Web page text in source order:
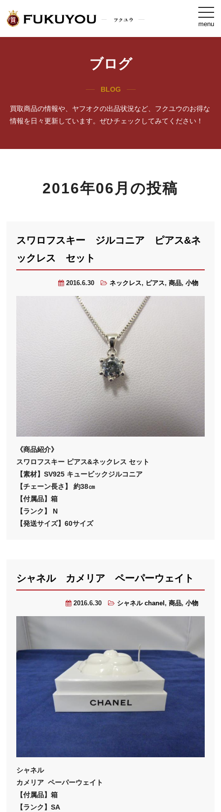
menu
ブログ
BLOG
買取商品の情報や、ヤフオクの出品状況など、フクユウのお得な
情報を日々更新しています。ぜひチェックしてみてください！
2016年06月の投稿
スワロフスキー ジルコニア ピアス&ネ
ックレス セット
2016.6.30 ネックレス, ピアス, 商品, 小物
《商品紹介》
スワロフスキー ピアス&ネックレス セット
【素材】SV925 キュービックジルコニア
【チェーン長さ】 約38㎝
【付属品】箱
【ランク】 N
【発送サイズ】60サイズ
シャネル カメリア ペーパーウェイト
2016.6.30 シャネル chanel , 商品, 小物
シャネル
カメリア ペーパーウェイト
【付属品】箱
【ランク】SA